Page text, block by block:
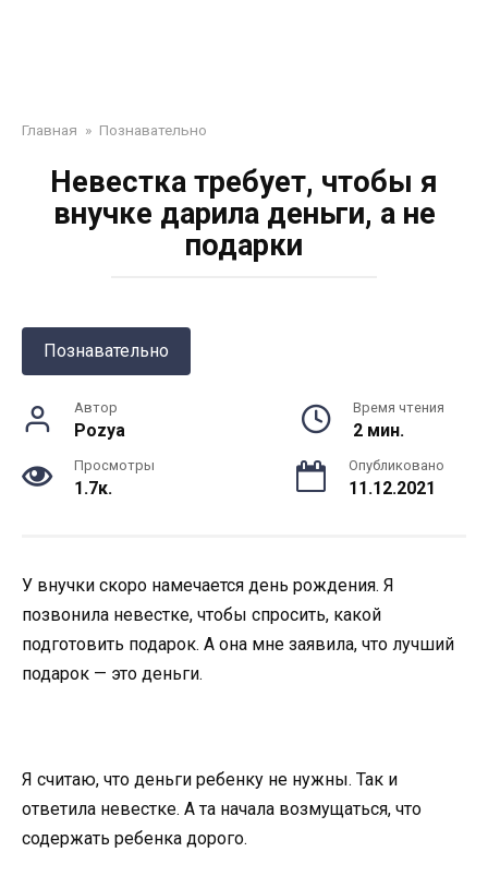
Главная » Познавательно
Невестка требует, чтобы я
внучке дарила деньги, а не
подарки
Познавательно
Автор
Pozya
Время чтения
2 мин.
Просмотры
1.7к.
Опубликовано
11.12.2021
У внучки скоро намечается день рождения. Я
позвонила невестке, чтобы спросить, какой
подготовить подарок. А она мне заявила, что лучший
подарок — это деньги.
Я считаю, что деньги ребенку не нужны. Так и
ответила невестке. А та начала возмущаться, что
содержать ребенка дорого.